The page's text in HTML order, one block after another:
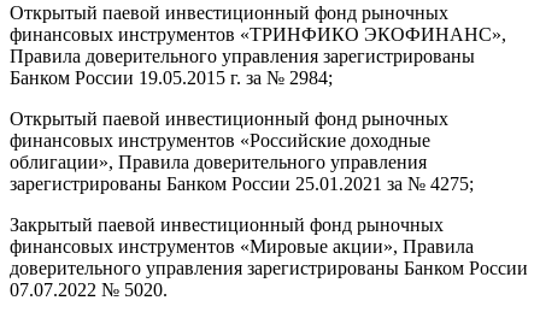
Открытый паевой инвестиционный фонд рыночных
финансовых инструментов «ТРИНФИКО ЭКОФИНАНС»,
Правила доверительного управления зарегистрированы
Банком России 19.05.2015 г. за № 2984;
Открытый паевой инвестиционный фонд рыночных
финансовых инструментов «Российские доходные
облигации», Правила доверительного управления
зарегистрированы Банком России 25.01.2021 за № 4275;
Закрытый паевой инвестиционный фонд рыночных
финансовых инструментов «Мировые акции», Правила
доверительного управления зарегистрированы Банком России
07.07.2022 № 5020.